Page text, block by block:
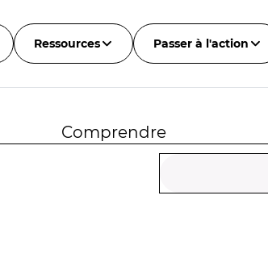
Ressources Passer à l'action
Comprendre